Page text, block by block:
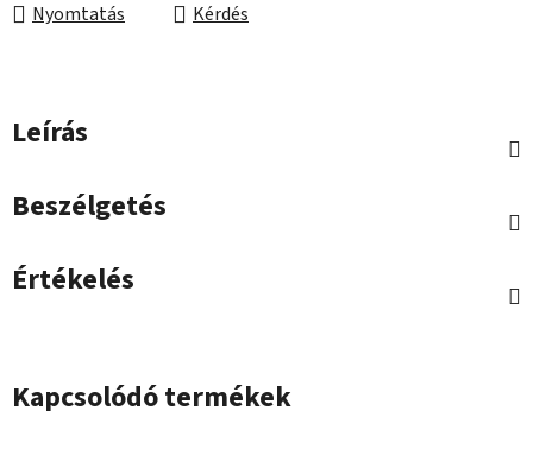
Nyomtatás
Kérdés
Leírás
Beszélgetés
Értékelés
Kapcsolódó termékek